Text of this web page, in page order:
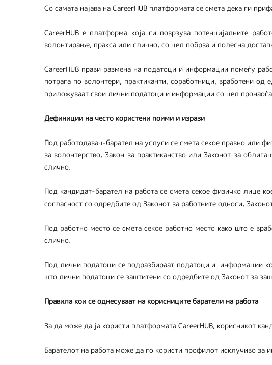
Со самата најава на CareerHUB платформата се смета дека ги
CareerHUB е платформа која ги поврзува потенцијалните
волонтирање, пракса или слично, со цел побрза и полесна
CareerHUB прави размена на податоци и информации помеѓу
потрага по волонтери, практиканти, соработници, вработени
приложуваат свои лични податоци и информации со цел
Дефиниции на често користени поими и изрази
Под работодавач-барател на услуги се смета секое правно или
за волонтерство, Закон за практиканство или Законот за
слично.
Под кандидат-барател на работа се смета секое физичко лице
согласност со одредбите од Законот за работните односи,
Под работно место се смета секое работно место како што е
слично.
Под лични податоци се подразбираат податоци и информации
што лични податоци се заштитени со одредбите од Законот за
Правила кои се однесуваат на корисниците баратели на работа
За да може да ја користи платформата CareerHUB, корисникот
Барателот на работа може да го користи профилот исклучиво